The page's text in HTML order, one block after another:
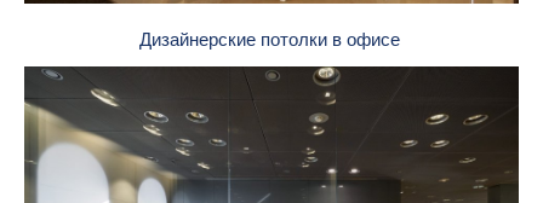
Дизайнерские потолки в офисе